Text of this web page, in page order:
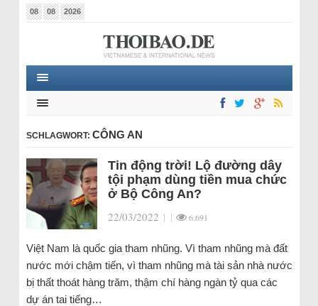
08 08 2026
SCHLAGWORT: CÔNG AN
Tin động trời! Lộ đường dây
tội phạm dùng tiền mua chức
ở Bộ Công An?
22/03/2022 | | 6.691
Việt Nam là quốc gia tham nhũng. Vì tham nhũng mà đất
nước mới chậm tiến, vì tham nhũng mà tài sản nhà nước
bị thất thoát hàng trăm, thậm chí hàng ngàn tỷ qua các
dự án tai tiếng…